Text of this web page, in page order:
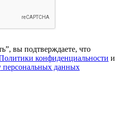
вы подтверждаете, что
конфиденциальности и
персональных данных